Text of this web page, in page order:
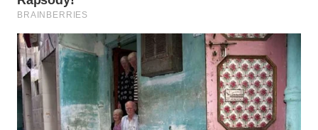
TRAVEL
WAHANA
TV
WAHANANEWS
ID